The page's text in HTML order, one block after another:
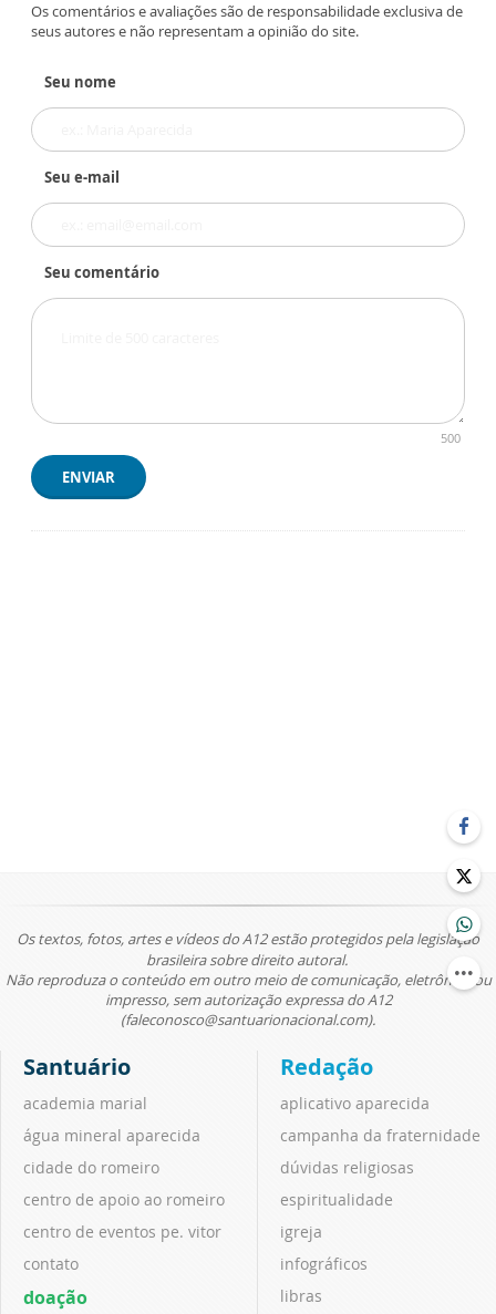
Os comentários e avaliações são de responsabilidade exclusiva de
seus autores e não representam a opinião do site.
Seu nome
Seu e-mail
Seu comentário
500
ENVIAR
Os textos, fotos, artes e vídeos do A12 estão protegidos pela legislação
brasileira sobre direito autoral.
Não reproduza o conteúdo em outro meio de comunicação, eletrônico ou
impresso, sem autorização expressa do A12
(faleconosco@santuarionacional.com).
Santuário
academia marial
água mineral aparecida
cidade do romeiro
centro de apoio ao romeiro
centro de eventos pe. vitor
contato
doação
Redação
aplicativo aparecida
campanha da fraternidade
dúvidas religiosas
espiritualidade
igreja
infográficos
libras